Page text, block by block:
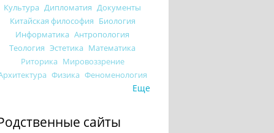
Культура Дипломатия Документы
Китайская философия Биология
Информатика Антропология
Теология Эстетика Математика
Риторика Мировоззрение
Физика Феноменология
Еще
сайты